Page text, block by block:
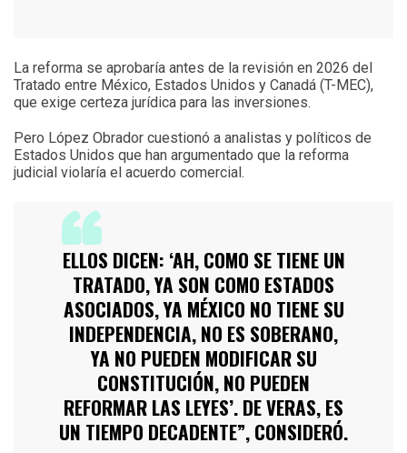
La reforma se aprobaría antes de la revisión en 2026 del
Tratado entre México, Estados Unidos y Canadá (T-MEC),
que exige certeza jurídica para las inversiones.
Pero López Obrador cuestionó a analistas y políticos de
Estados Unidos que han argumentado que la reforma
judicial violaría el acuerdo comercial.
ELLOS DICEN: ‘AH, COMO SE TIENE UN
TRATADO, YA SON COMO ESTADOS
ASOCIADOS, YA MÉXICO NO TIENE SU
INDEPENDENCIA, NO ES SOBERANO,
YA NO PUEDEN MODIFICAR SU
CONSTITUCIÓN, NO PUEDEN
REFORMAR LAS LEYES’. DE VERAS, ES
UN TIEMPO DECADENTE”, CONSIDERÓ.